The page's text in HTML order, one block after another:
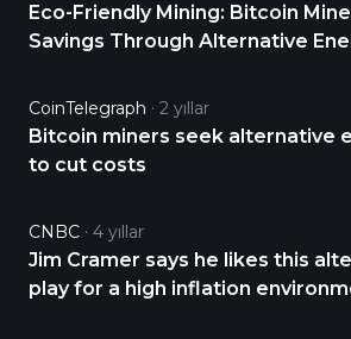
Eco-Friendly Mining: Bitcoin
Savings Through Alternative
CoinTelegraph 2 yıllar
Bitcoin miners seek alternative
to cut costs
CNBC 4 yıllar
Jim Cramer says he likes this
play for a high inflation